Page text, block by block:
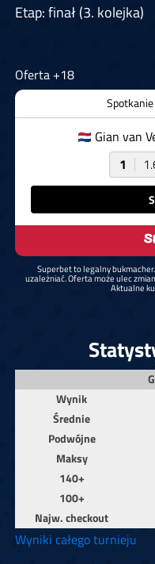
Etap: finał (3. kolejka)
Oferta +18
Gian van
1
Superbet to legalny
uzależniać. Oferta może ulec
Aktualne
Wynik
Średnie
Podwójne
Maksy
140+
100+
Najw. checkout
Wyniki całego turnieju